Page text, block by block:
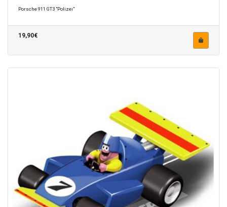
Porsche 911 GT3 "Polizei"
19,90€